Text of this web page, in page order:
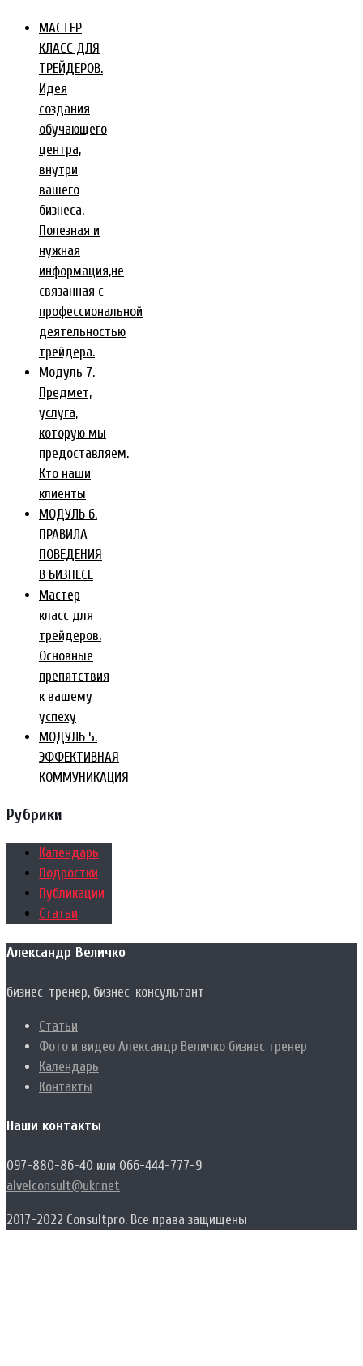
МАСТЕР
КЛАСС ДЛЯ
ТРЕЙДЕРОВ.
Идея
создания
обучающего
центра,
внутри
вашего
бизнеса.
Полезная и
нужная
информация,не
связанная с
профессиональной
деятельностью
трейдера.
Модуль 7.
Предмет,
услуга,
которую мы
предоставляем.
Кто наши
клиенты
МОДУЛЬ 6.
ПРАВИЛА
ПОВЕДЕНИЯ
В БИЗНЕСЕ
Мастер
класс для
трейдеров.
Основные
препятствия
к вашему
успеху
МОДУЛЬ 5.
ЭФФЕКТИВНАЯ
КОММУНИКАЦИЯ
Рубрики
Календарь
Подростки
Публикации
Статьи
Александр Величко
бизнес-тренер, бизнес-консультант
Статьи
Фото и видео Александр Величко бизнес тренер
Календарь
Контакты
Наши контакты
097-880-86-40 или 066-444-777-9
alvelconsult@ukr.net
2017-2022 Consultpro. Все права защищены